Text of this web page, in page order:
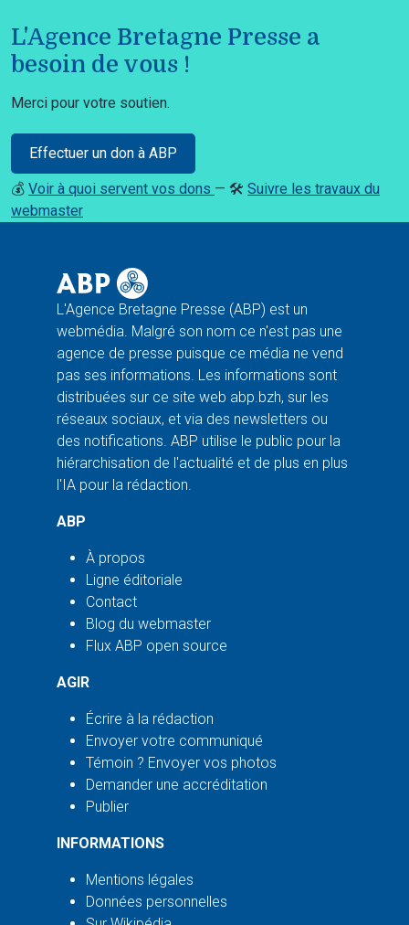
L'Agence Bretagne Presse a
besoin de vous !
Merci pour votre soutien.
Effectuer un don à ABP
💰 Voir à quoi servent vos dons — 🛠️ Suivre les travaux du
webmaster
L'Agence Bretagne Presse (ABP) est un
webmédia. Malgré son nom ce n'est pas une
agence de presse puisque ce média ne vend
pas ses informations. Les informations sont
distribuées sur ce site web abp.bzh, sur les
réseaux sociaux, et via des newsletters ou
des notifications. ABP utilise le public pour la
hiérarchisation de l'actualité et de plus en plus
l'IA pour la rédaction.
ABP
À propos
Ligne éditoriale
Contact
Blog du webmaster
Flux ABP open source
AGIR
Écrire à la rédaction
Envoyer votre communiqué
Témoin ? Envoyer vos photos
Demander une accréditation
Publier
INFORMATIONS
Mentions légales
Données personnelles